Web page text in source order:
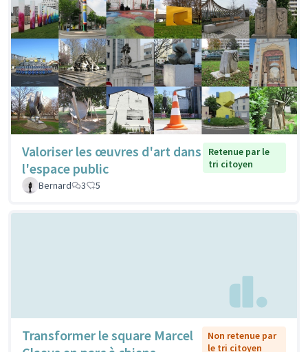
Valoriser les œuvres d'art dans
l'espace public
Retenue par le
tri citoyen
Bernard
3 5
Transformer le square Marcel
Non retenue par
le tri citoyen